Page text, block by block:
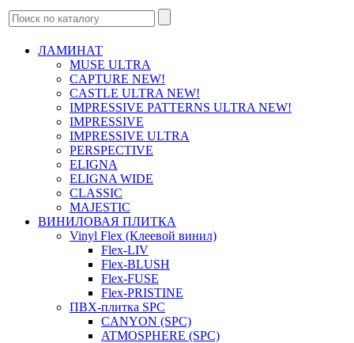
ЛАМИНАТ
MUSE ULTRA
CAPTURE NEW!
CASTLE ULTRA NEW!
IMPRESSIVE PATTERNS ULTRA NEW!
IMPRESSIVE
IMPRESSIVE ULTRA
PERSPECTIVE
ELIGNA
ELIGNA WIDE
CLASSIC
MAJESTIC
ВИНИЛОВАЯ ПЛИТКА
Vinyl Flex (Клеевой винил)
Flex-LIV
Flex-BLUSH
Flex-FUSE
Flex-PRISTINE
ПВХ-плитка SPC
CANYON (SPC)
ATMOSPHERE (SPC)